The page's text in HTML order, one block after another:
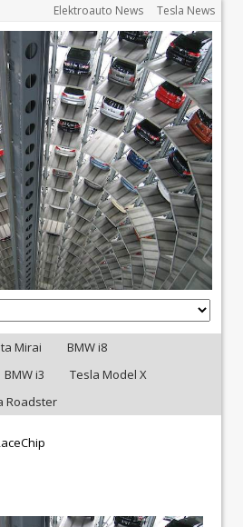
Elektroauto News Tesla News
Mirai
BMW i8
BMW i3
Tesla Model X
Roadster